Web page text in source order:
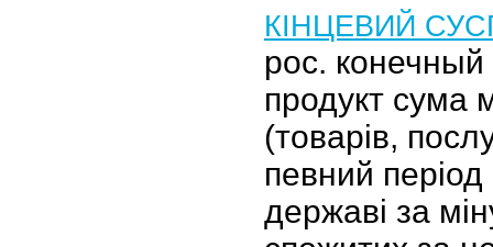
КІНЦЕВИЙ
рос.
продукт сума
(товарів,
певний період
державі за